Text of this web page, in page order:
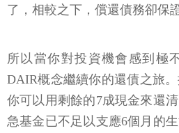
了，相較之下，償還債務卻保
所以當你對投資機會感到極
DAIR概念繼續你的還債之旅
你可以用剩餘的7成現金來還
急基金已不足以支應6個月的